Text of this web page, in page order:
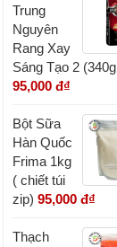
Trung
Nguyên
Rang Xay
Sáng Tạo 2
95,000 đ₫
Bột Sữa
Hàn Quốc
Frima 1kg
( chiết túi
zip) 95,000 đ₫
Thạch